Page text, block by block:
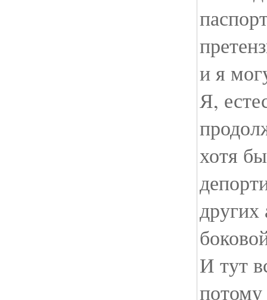
и я
Я,
хотя
других
И тут